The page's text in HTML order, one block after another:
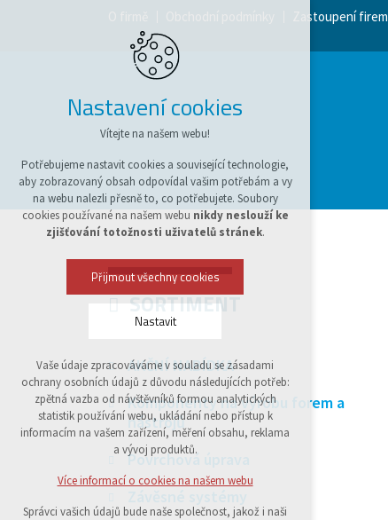
Zastoupení firem
SORTIMENT
AKČNÍ NABÍDKA
Komponenty na výrobu forem a
nástrojů
Povrchová úprava
Nastavení cookies
Vítejte na našem webu!
Potřebujeme nastavit cookies a související technologie,
aby zobrazovaný obsah odpovídal vašim potřebám a vy
na webu nalezli přesně to, co potřebujete. Soubory
cookies používané na našem webu nikdy neslouží ke
zjišťování totožnosti uživatelů stránek.
Přijmout všechny cookies
Nastavit
Technická cookies
nutná pro provozování webu
udržení kontextu stránek (session): případná
přihlášení, volby jazyka, apod.
Volitelná cookies
Vaše údaje zpracováváme v souladu se zásadami
ochrany osobních údajů z důvodu následujících potřeb:
zpětná vazba od návštěvníků formou analytických
statistik používání webu, ukládání nebo přístup k
informacím na vašem zařízení, měření obsahu, reklama
a vývoj produktů.
Více informací o cookies na našem webu
Správci vašich údajů bude naše společnost, jakož i naši